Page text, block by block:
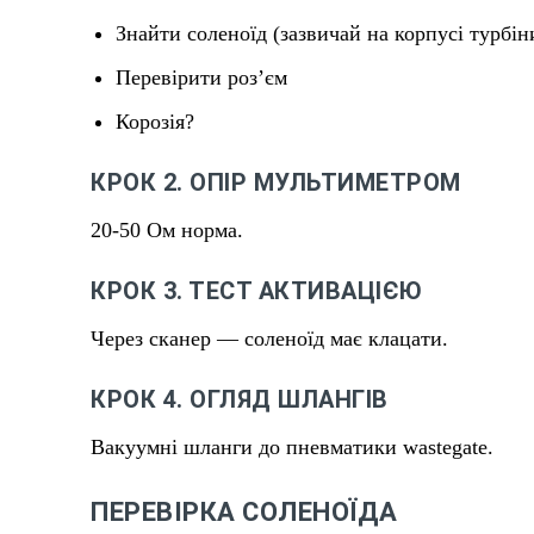
Знайти соленоїд (зазвичай на корпусі
Перевірити розʼєм
Корозія?
КРОК 2. ОПІР МУЛЬТИМЕТРОМ
20-50 Ом норма.
КРОК 3. ТЕСТ АКТИВАЦІЄЮ
Через сканер — соленоїд має клацати.
КРОК 4. ОГЛЯД ШЛАНГІВ
Вакуумні шланги до пневматики wastegate.
ПЕРЕВІРКА СОЛЕНОЇДА